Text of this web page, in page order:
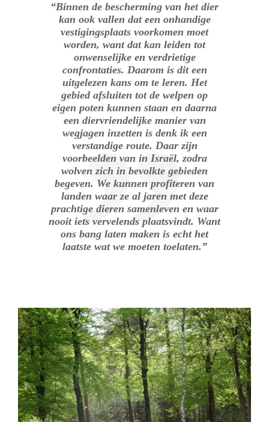
“Binnen de bescherming van het dier
kan ook vallen dat een onhandige
vestigingsplaats voorkomen moet
worden, want dat kan leiden tot
onwenselijke en verdrietige
confrontaties. Daarom is dit een
uitgelezen kans om te leren. Het
gebied afsluiten tot de welpen op
eigen poten kunnen staan en daarna
een diervriendelijke manier van
wegjagen inzetten is denk ik een
verstandige route. Daar zijn
voorbeelden van in Israël, zodra
wolven zich in bevolkte gebieden
begeven. We kunnen profiteren van
landen waar ze al jaren met deze
prachtige dieren samenleven en waar
nooit iets vervelends plaatsvindt. Want
ons bang laten maken is echt het
laatste wat we moeten toelaten.”